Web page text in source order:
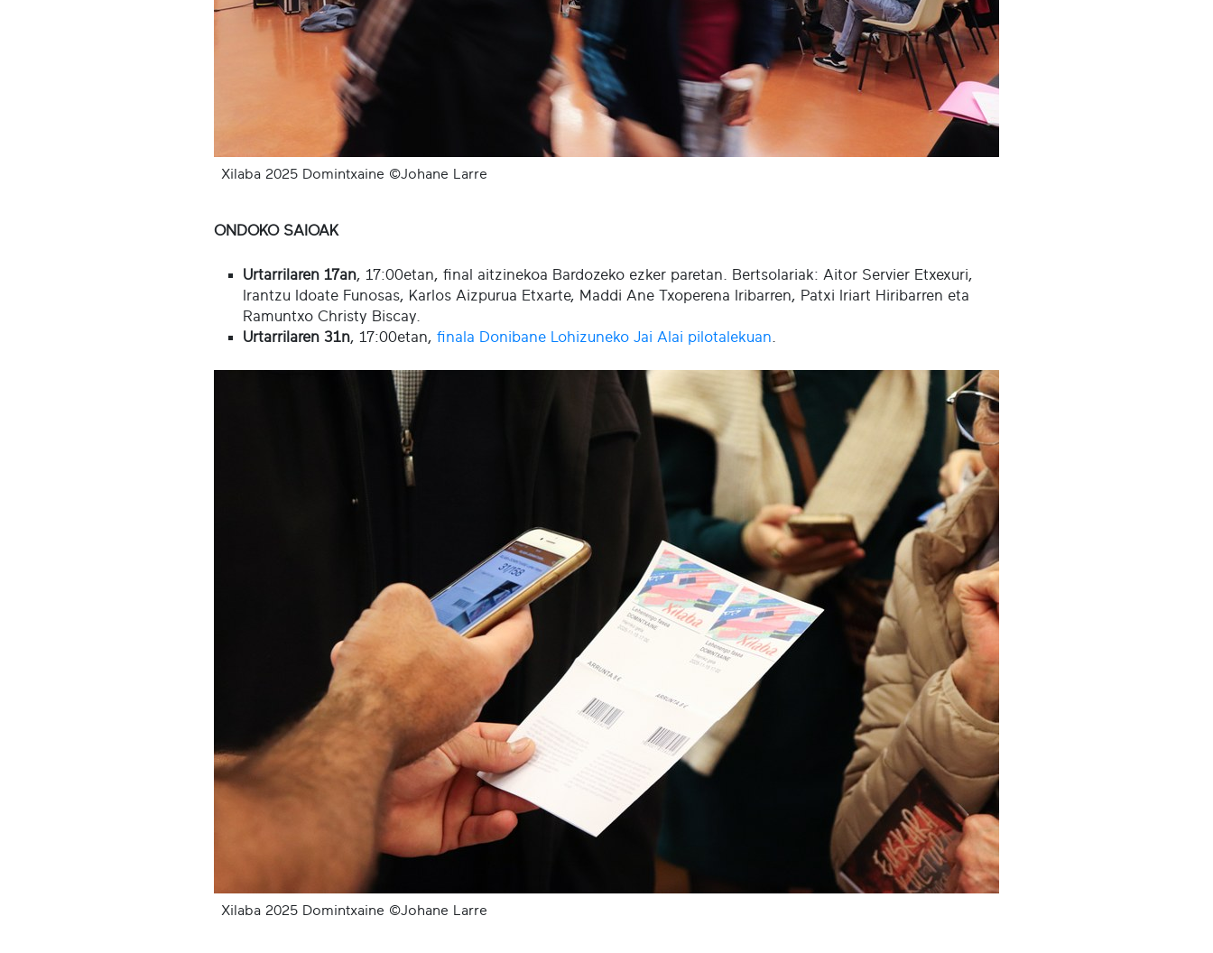
Xilaba 2025 Domintxaine ©Johane Larre
ONDOKO SAIOAK
Urtarrilaren 17an, 17:00etan, final aitzinekoa Bardozeko ezker paretan. Bertsolariak: Aitor Servier Etxexuri,
Irantzu Idoate Funosas, Karlos Aizpurua Etxarte, Maddi Ane Txoperena Iribarren, Patxi Iriart Hiribarren eta
Ramuntxo Christy Biscay.
Urtarrilaren 31n, 17:00etan, finala Donibane Lohizuneko Jai Alai pilotalekuan
Xilaba 2025 Domintxaine ©Johane Larre